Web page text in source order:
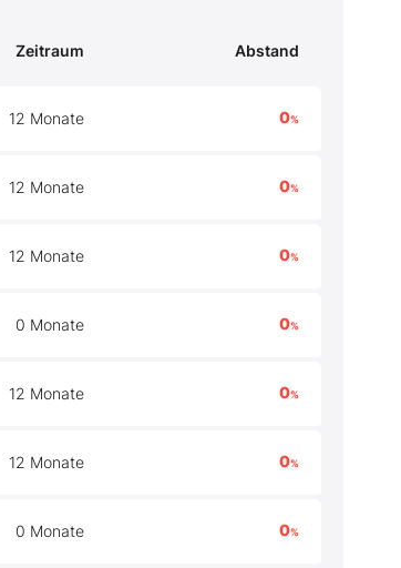
Zeitraum Abstand
12 Monate 0%
12 Monate 0%
12 Monate 0%
0 Monate 0%
12 Monate 0%
12 Monate 0%
0 Monate 0%